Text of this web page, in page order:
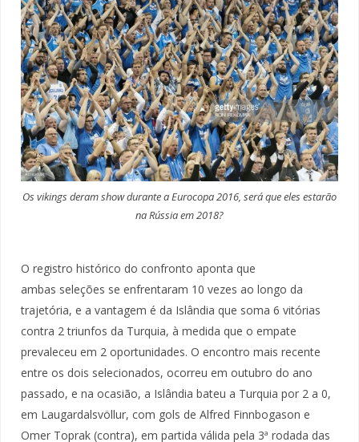
Os vikings deram show durante a Eurocopa 2016, será que eles estarão
na Rússia em 2018?
O registro histórico do confronto aponta que
ambas seleções se enfrentaram 10 vezes ao longo da
trajetória, e a vantagem é da Islândia que soma 6 vitórias
contra 2 triunfos da Turquia, à medida que o empate
prevaleceu em 2 oportunidades. O encontro mais recente
entre os dois selecionados, ocorreu em outubro do ano
passado, e na ocasião, a Islândia bateu a Turquia por 2 a 0,
em Laugardalsvöllur, com gols de Alfred Finnbogason e
Omer Toprak (contra), em partida válida pela 3ª rodada das